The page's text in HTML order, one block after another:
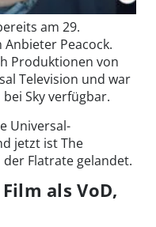
am 29.
Anbieter Peacock.
Produktionen von
Television und war
Sky verfügbar.
Universal-
jetzt ist The
Flatrate gelandet.
als VoD,